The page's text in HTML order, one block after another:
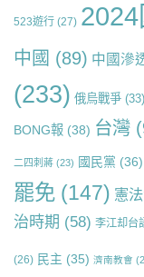
523遊行 (27)
中國 (89) 中國滲
(233) 俄烏戰爭 (33)
BONG報 (38) 台灣
二四刺蔣 (23) 國民黨 (36)
罷免 (147) 憲
治時期 (58) 李江却台
(26) 民主 (35) 濟南教會